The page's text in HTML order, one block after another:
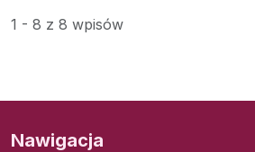
1 - 8 z 8 wpisów
Nawigacja